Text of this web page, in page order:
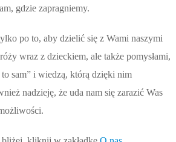
gdzie zapragniemy.
po to, aby dzielić się z Wami naszymi
wraz z dzieckiem, ale także pomysłami,
sam” i wiedzą, którą dzięki nim
nadzieję, że uda nam się zarazić Was